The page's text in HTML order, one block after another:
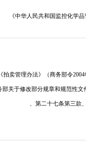
《中华人民共和国监控化学
《拍卖管理办法》（商务部令
部关于修改部分规章和规范性文
、第二十七条第三款